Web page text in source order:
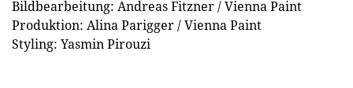
Bildbearbeitung: Andreas Fitzner / Vienna Paint
Produktion: Alina Parigger / Vienna Paint
Styling: Yasmin Pirouzi